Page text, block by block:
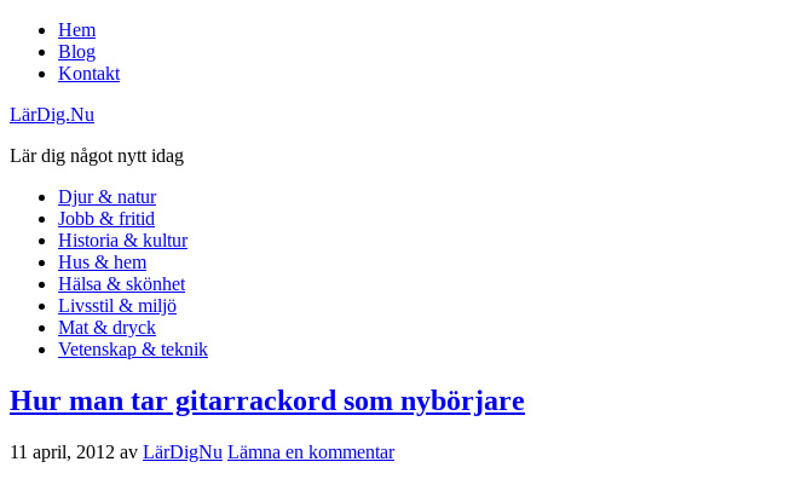
Hem
Blog
Kontakt
LärDig.Nu
Lär dig något nytt idag
Djur & natur
Jobb & fritid
Historia & kultur
Hus & hem
Hälsa & skönhet
Livsstil & miljö
Mat & dryck
Vetenskap & teknik
Hur man tar gitarrackord som nybörjare
11 april, 2012 av LärDigNu Lämna en kommentar